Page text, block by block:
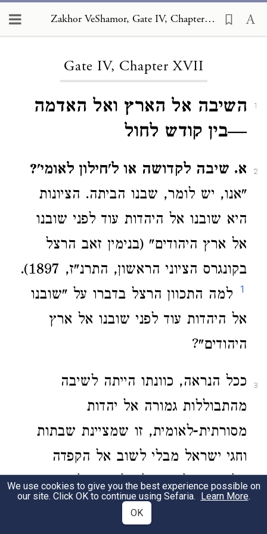
Zakhor VeShamor, Gate IV, Chapter XVII
Gate IV, Chapter XVII
1
השיבה אל הארץ ואל האדמה
—בין קודש לחול
2
א. שיבה לקדושה או ל'חילון לאומי'?
"אנו, יש לומר, שבנו הביתה. הציונות
היא שובנו אל היהדות עוד לפני שובנו
אל ארץ היהודים" (בנימין זאב הרצל
בקונגרס הציוני הראשון, התרנ"ז, 1897).
1 למה התכוון הרצל בדברו על "שובנו
אל היהדות עוד לפני שובנו אל ארץ
היהודים"?
3
ככל הנראה, כוונתו הייתה לשיבה
מהתבוללות גמורה אל יהדות
מסורתית-לאומית, זו שמציינת שבתות
וחגי ישראל מבלי לשוב אל הקפדה
הלכתית מלאה ובלא לשוב אל הקודש
בכל ממדיו. הרצל היה איש מסורתי,
2
We use cookies to give you the best experience possible on
our site. Click OK to continue using Sefaria. Learn More.
OK